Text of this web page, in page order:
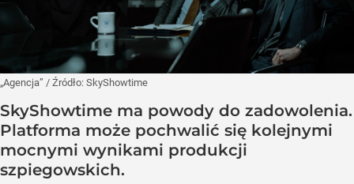
„Agencja” / Źródło: SkyShowtime
SkyShowtime ma powody do zadowolenia.
Platforma może pochwalić się kolejnymi
mocnymi wynikami produkcji
szpiegowskich.